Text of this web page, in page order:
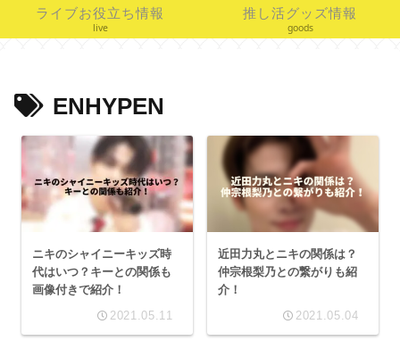
ライブお役立ち情報
live
推し活グッズ情報
goods
ENHYPEN
ニキのシャイニーキッズ時
代はいつ？キーとの関係も
画像付きで紹介！
2021.05.11
近田力丸とニキの関係は？
仲宗根梨乃との繋がりも紹
介！
2021.05.04